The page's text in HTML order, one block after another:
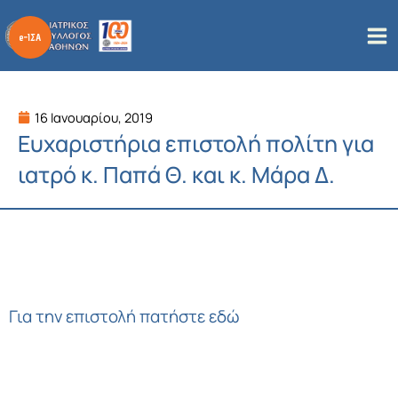
στο
περιεχόμενο
16 Ιανουαρίου, 2019
Ευχαριστήρια επιστολή πολίτη για
ιατρό κ. Παπά Θ. και κ. Μάρα Δ.
Για την επιστολή πατήστε εδώ